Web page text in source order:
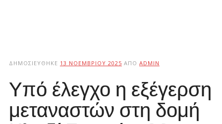
ΔΗΜΟΣΙΕΎΘΗΚΕ 13 ΝΟΕΜΒΡΊΟΥ 2025 ΑΠΌ ADMIN
Υπό έλεγχο η εξέγερση
μεταναστών στη δομή